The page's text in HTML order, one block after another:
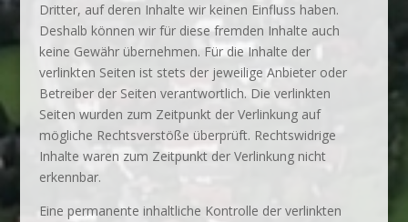
Dritter, auf deren Inhalte wir keinen Einfluss haben.
Deshalb können wir für diese fremden Inhalte auch
keine Gewähr übernehmen. Für die Inhalte der
verlinkten Seiten ist stets der jeweilige Anbieter oder
Betreiber der Seiten verantwortlich. Die verlinkten
Seiten wurden zum Zeitpunkt der Verlinkung auf
mögliche Rechtsverstöße überprüft. Rechtswidrige
Inhalte waren zum Zeitpunkt der Verlinkung nicht
erkennbar.
Eine permanente inhaltliche Kontrolle der verlinkten